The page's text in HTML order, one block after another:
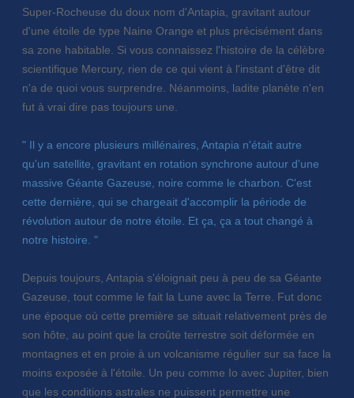
Super-Rocheuse du doux nom d'Antapia, gravitant autour
d'une étoile de type Naine Orange et plus précisément dans
sa zone habitable. Si vous connaissez l'histoire de la célèbre
scientifique Mercury, rien de ce qui vient à l'instant d'être dit
n'a de quoi vous surprendre. Néanmoins, ladite planète n'en
fut à vrai dire pas toujours une.
" Il y a encore plusieurs millénaires, Antapia n'était autre
qu'un satellite, gravitant en rotation synchrone autour d'une
massive Géante Gazeuse, noire comme le charbon. C'est
cette dernière, qui se chargeait d'accomplir la période de
révolution autour de notre étoile. Et ça, ça a tout changé à
notre histoire. "
Depuis toujours, Antapia s'éloignait peu à peu de sa Géante
Gazeuse, tout comme le fait la Lune avec la Terre. Fut donc
une époque où cette première se situait relativement près de
son hôte, au point que la croûte terrestre soit déformée en
montagnes et en proie à un volcanisme régulier sur sa face la
moins exposée à l'étoile. Un peu comme Io avec Jupiter, bien
que les conditions astrales ne puissent permettre une